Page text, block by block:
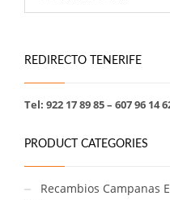
REDIRECTO TENERIFE
Tel: 922 17 89 85 – 607 96 14
PRODUCT CATEGORIES
Recambios Campanas